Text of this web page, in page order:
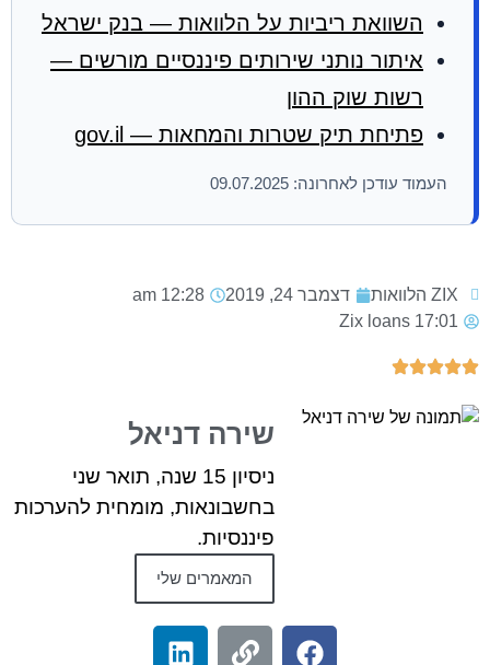
השוואת ריביות על הלוואות — בנק ישראל
איתור נותני שירותים פיננסיים מורשים —
רשות שוק ההון
פתיחת תיק שטרות והמחאות — gov.il
העמוד עודכן לאחרונה: 09.07.2025
ZIX הלוואות דצמבר 24, 2019
12:28 am
17:01
שירה דניאל
ניסיון 15 שנה, תואר שני
בחשבונאות, מומחית להערכות
פיננסיות.
המאמרים שלי